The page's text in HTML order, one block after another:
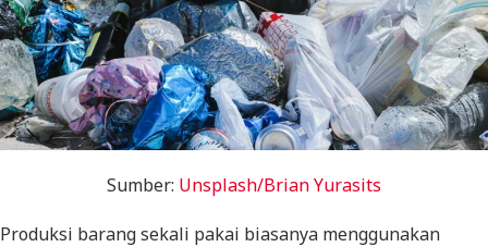
Sumber: Unsplash/Brian Yurasits
Produksi barang sekali pakai biasanya menggunakan